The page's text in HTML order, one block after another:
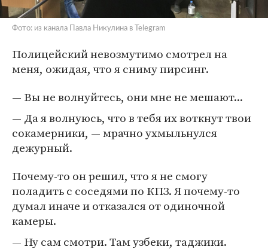
Фото: из канала Павла Никулина в Telegram
Полицейский невозмутимо смотрел на
меня, ожидая, что я сниму пирсинг.
— Вы не волнуйтесь, они мне не мешают...
— Да я волнуюсь, что в тебя их воткнут твои
сокамерники, — мрачно ухмыльнулся
дежурный.
Почему-то он решил, что я не смогу
поладить с соседями по КПЗ. Я почему-то
думал иначе и отказался от одиночной
камеры.
— Ну сам смотри. Там узбеки, таджики.